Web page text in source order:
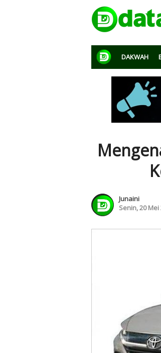
DAKWAH
Junaini
Senin, 20 Mei